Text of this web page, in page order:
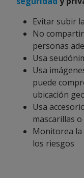
Evitar subir
No
personas
Usa
Usa
puede
ubicación
Usa
mascarillas
Monitorea la
los riesgos